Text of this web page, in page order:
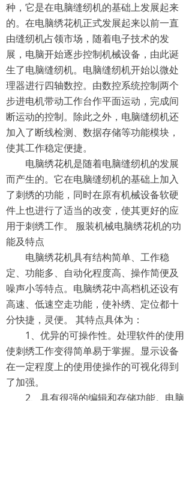
种，它是在电脑缝纫机的基础上发展起来
的。在电脑绣花机正式发展起来以前一直
由缝纫机占领市场，随着电子技术的发
展，电脑开始逐步控制机械设备，由此诞
生了电脑缝纫机。电脑缝纫机开始以微处
理器进行四轴数控。由数控系统控制两个
步进电机带动工作台作平面运动，完成间
断运动的控制。除此之外，电脑缝纫机还
加入了断线检测、数据存储等功能模块，
使其工作稳定便捷。
电脑绣花机是随着电脑缝纫机的发展
而产生的。它在电脑缝纫机的基础上加入
了刺绣的功能，同时在原有机械设备软硬
件上也进行了适当的改变，使其更好的应
用于刺绣工作。 服装机械电脑绣花机的功
能及特点
电脑绣花机具有结构简单、工作稳
定、功能多、自动化程度高、操作简便及
噪声小等特点。电脑绣花中高档机还设有
高速、低速空走功能，使补绣、定位都十
分快捷，灵便。 其特点具体为：
1、优异的可操作性。处理软件的使用
使刺绣工作变得简单易于掌握。显示设备
在一定程度上的使用使操作的可视化得到
了加强。
2、具有很强的编辑和存储功能。电脑